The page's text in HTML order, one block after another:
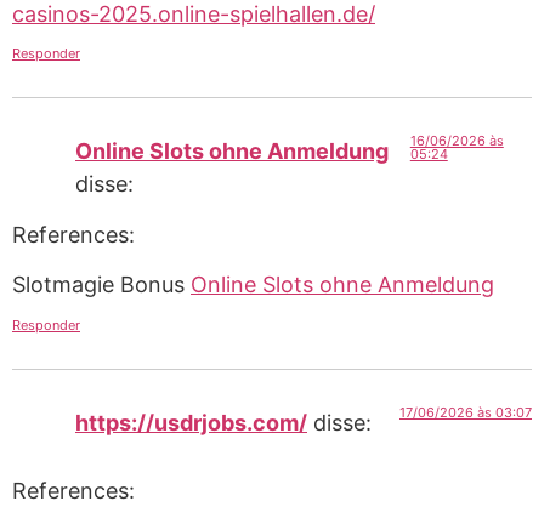
casinos-2025.online-spielhallen.de/
Responder
Online Slots ohne Anmeldung
disse:
16/06/2026 às
05:24
References:
Slotmagie Bonus Online Slots ohne Anmeldung
Responder
https://usdrjobs.com/ disse: 17/06/2026 às 03:07
References: